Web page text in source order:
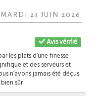
23 JUIN 2026
Avis vérifié
les plats d’une finesse
et des serveurs et
n’avons jamais été déçus.
sûr